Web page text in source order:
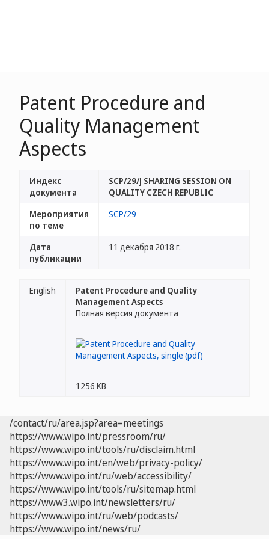
Patent Procedure and
Quality Management
Aspects
Индекс
документа
SCP/29/J SHARING SESSION ON
QUALITY CZECH REPUBLIC
Мероприятия
по теме
SCP/29
Дата
публикации
11 декабря 2018 г.
English
Patent Procedure and Quality
Management Aspects
Полная версия документа
1256 KB
/contact/ru/area.jsp?area=meetings
https://www.wipo.int/pressroom/ru/
https://www.wipo.int/tools/ru/disclaim.html
https://www.wipo.int/en/web/privacy-policy/
https://www.wipo.int/ru/web/accessibility/
https://www.wipo.int/tools/ru/sitemap.html
https://www3.wipo.int/newsletters/ru/
https://www.wipo.int/ru/web/podcasts/
https://www.wipo.int/news/ru/